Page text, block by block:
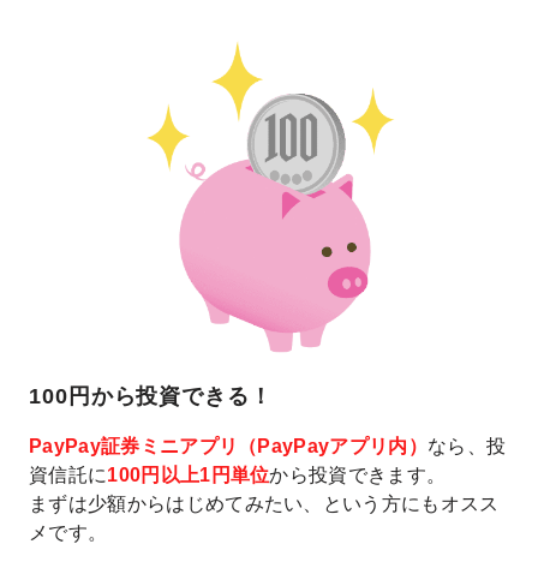
100円から投資できる！
PayPay証券ミニアプリ（PayPayアプリ内） なら、投
資信託に100円以上1円単位から投資できます。
まずは少額からはじめてみたい、という方にもオスス
メです。